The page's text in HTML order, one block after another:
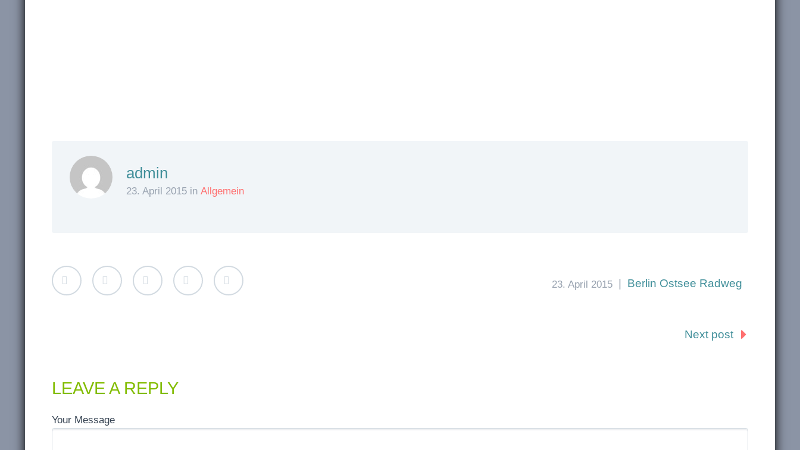
admin
23. April 2015 in Allgemein
23. April 2015 Berlin Ostsee Radweg
Next post
LEAVE A REPLY
Your Message